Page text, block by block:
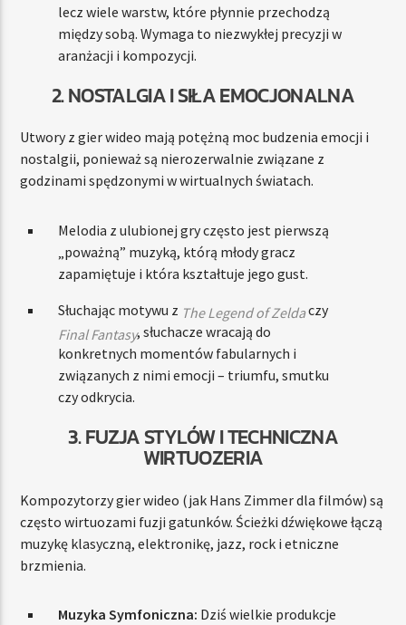
lecz wiele warstw, które płynnie przechodzą
między sobą. Wymaga to niezwykłej precyzji w
aranżacji i kompozycji.
2. NOSTALGIA I SIŁA EMOCJONALNA
Utwory z gier wideo mają potężną moc budzenia emocji i
nostalgii, ponieważ są nierozerwalnie związane z
godzinami spędzonymi w wirtualnych światach.
Melodia z ulubionej gry często jest pierwszą
„poważną” muzyką, którą młody gracz
zapamiętuje i która kształtuje jego gust.
Słuchając motywu z The Legend of Zeldaczy
Final Fantasy, słuchacze wracają do
konkretnych momentów fabularnych i
związanych z nimi emocji – triumfu, smutku
czy odkrycia.
3. FUZJA STYLÓW I TECHNICZNA
WIRTUOZERIA
Kompozytorzy gier wideo (jak Hans Zimmer dla filmów) są
często wirtuozami fuzji gatunków. Ścieżki dźwiękowe łączą
muzykę klasyczną, elektronikę, jazz, rock i etniczne
brzmienia.
Muzyka Symfoniczna: Dziś wielkie produkcje